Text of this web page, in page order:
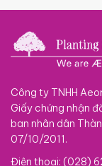
Công ty TNHH
Giấy chứng nhận
ban nhân dân
07/10/2011.
Điện thoại: (028)